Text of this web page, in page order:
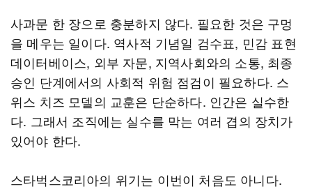
사과문 한 장으로 충분하지 않다. 필요한 것은 구멍
을 메우는 일이다. 역사적 기념일 검수표, 민감 표현
데이터베이스, 외부 자문, 지역사회와의 소통, 최종
승인 단계에서의 사회적 위험 점검이 필요하다. 스
위스 치즈 모델의 교훈은 단순하다. 인간은 실수한
다. 그래서 조직에는 실수를 막는 여러 겹의 장치가
있어야 한다.
스타벅스코리아의 위기는 이번이 처음도 아니다.